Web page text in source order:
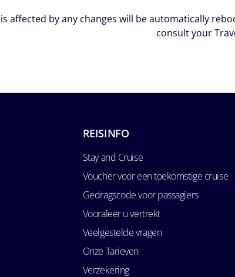
affected by any changes will be automatically
consult your
REISINFO
Stay and Cruise
Voucher voor een toekomstige cruise
Gedragscode voor passagiers
Vooraleer u vertrekt
Veelgestelde vragen
Onze Tarieven
Verzekering